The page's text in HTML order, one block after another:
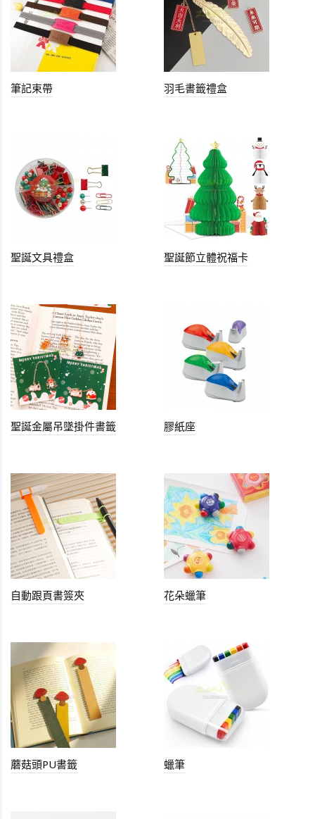
筆記束帶 羽毛書籤禮盒
聖誕文具禮盒 聖誕節立體祝福卡
聖誕金屬吊墜掛件書籤 膠紙座
自動跟頁書簽夾 花朵蠟筆
蘑菇頭PU書籤 蠟筆